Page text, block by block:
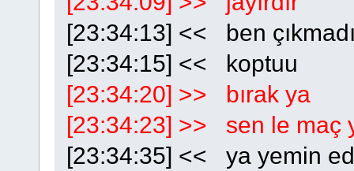
[23:34:13] << ben
[23:34:15] << koptuu
[23:34:20] >> bırak ya
[23:34:23] >> sen le maç
[23:34:35] << ya yemin